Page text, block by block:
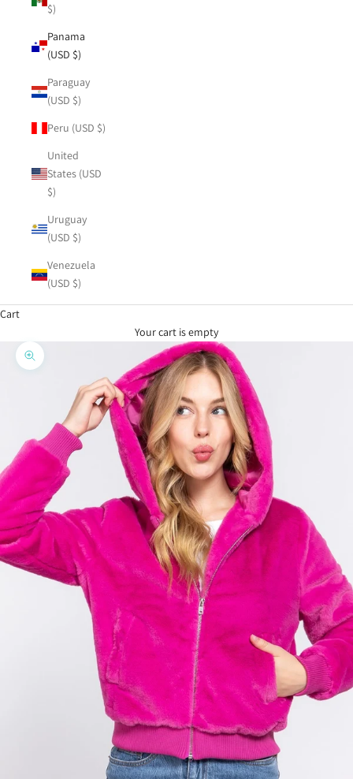
$)
Panama
(USD $)
Paraguay
(USD $)
Peru (USD $)
United
States (USD
$)
Uruguay
(USD $)
Venezuela
(USD $)
Cart
Your cart is empty
Zoom picture